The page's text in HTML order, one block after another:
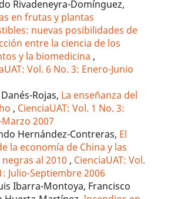
Rivadeneyra-Domínguez,
en frutas y plantas
nuevas posibilidades de
entre la ciencia de los
y la biomedicina ,
Vol. 6 No. 3: Enero-Junio
Rojas, La enseñanza del
, CienciaUAT: Vol. 1 No. 3:
2007
Hernández-Contreras, El
la economía de China y las
al 2010 , CienciaUAT: Vol.
Julio-Septiembre 2006
Ibarra-Montoya, Francisco